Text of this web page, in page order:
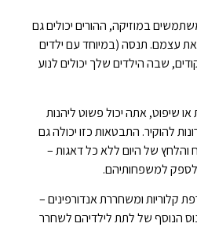
במוזיקה, ההורים יכולים גם
עצמם. תנסה (במיוחד עם ילדים
שבה הילדים שלך יכולים לנוע
שיפוט, אתה יכול פשוט ליהנות
להוקיר. התבטאות כזו יכולה גם
והלחץ של היום ללא כל דאגות –
לספק למשפחותיהם.
קלוריות ומשחררת אנדורפינים –
הנוסף של לתת לילדיהם לשחרר